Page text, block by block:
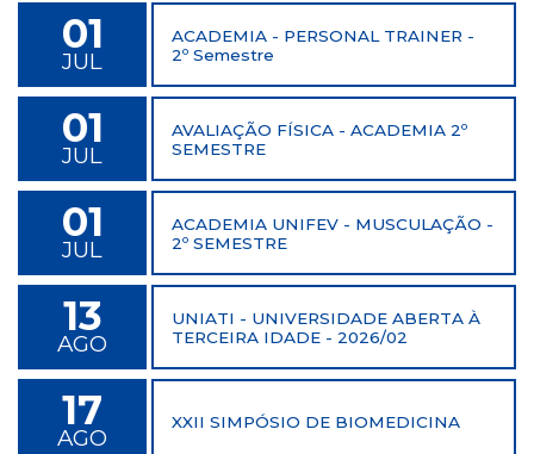
01
JUL
ACADEMIA - PERSONAL TRAINER -
2º Semestre
01
JUL
AVALIAÇÃO FÍSICA - ACADEMIA 2º
SEMESTRE
01
JUL
ACADEMIA UNIFEV - MUSCULAÇÃO -
2º SEMESTRE
13
AGO
UNIATI - UNIVERSIDADE ABERTA À
TERCEIRA IDADE - 2026/02
17
AGO
XXII SIMPÓSIO DE BIOMEDICINA